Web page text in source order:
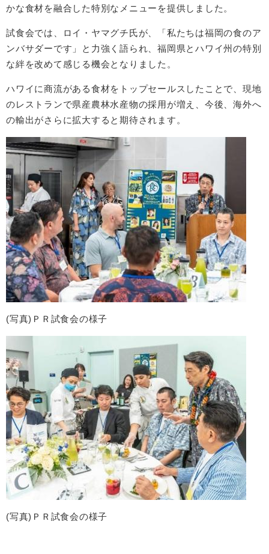
かな食材を融合した特別なメニューを提供しました。
試食会では、ロイ・ヤマグチ氏が、「私たちは福岡の食のア
ンバサダーです」と力強く語られ、福岡県とハワイ州の特別
な絆を改めて感じる機会となりました。
ハワイに商流がある食材をトップセールスしたことで、現地
のレストランで県産農林水産物の採用が増え、今後、海外へ
の輸出がさらに拡大すると期待されます。
(写真)ＰＲ試食会の様子
(写真)ＰＲ試食会の様子